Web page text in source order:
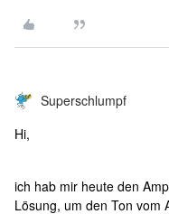
Superschlumpf
Hi,
ich hab mir heute den
Lösung, um den Ton vom